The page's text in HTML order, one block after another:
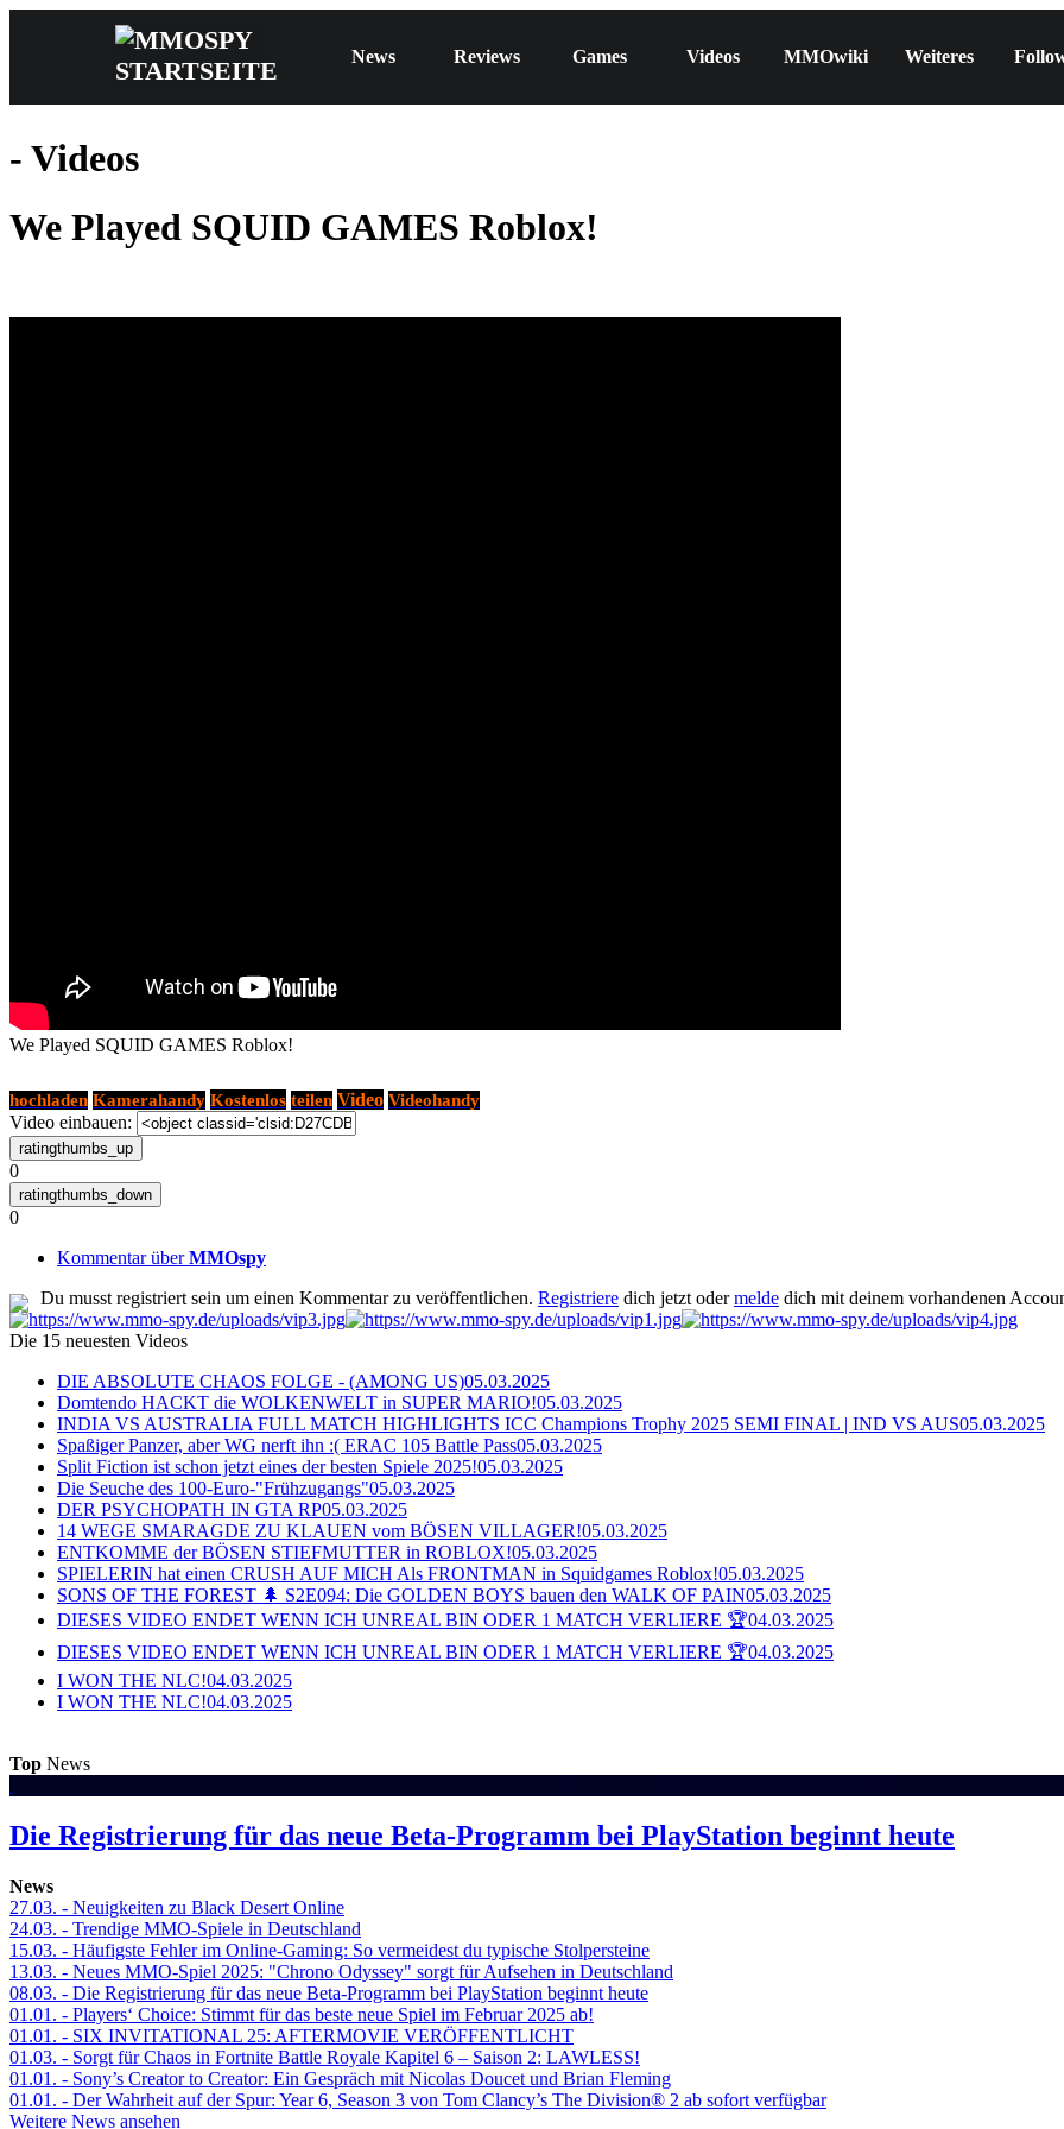
News Reviews Games Videos MMOwiki Weiteres
- Videos
We Played SQUID GAMES Roblox!
We Played SQUID GAMES Roblox!
hochladen Kamerahandy Kostenlos teilen Video Videohandy
Video einbauen:
0
0
Kommentar überMMOspy
Du musst registriert sein um einen Kommentar zu veröffentlichen. Registriere dich jetzt odermelde dich mit deinem vorhandenen
Die 15 neuesten Videos
DIE ABSOLUTE CHAOS FOLGE - (AMONG US)05.03.2025
Domtendo HACKT die WOLKENWELT in SUPER MARIO!05.03.2025
INDIA VS AUSTRALIA FULL MATCH HIGHLIGHTS ICC Champions Trophy 2025 SEMI FINAL | IND VS AUS05.03.2025
Spaßiger Panzer, aber WG nerft ihn :( ERAC 105 Battle Pass05.03.2025
Split Fiction ist schon jetzt eines der besten Spiele 2025!05.03.2025
Die Seuche des 100-Euro-"Frühzugangs"05.03.2025
DER PSYCHOPATH IN GTA RP05.03.2025
14 WEGE SMARAGDE ZU KLAUEN vom BÖSEN VILLAGER!05.03.2025
ENTKOMME der BÖSEN STIEFMUTTER in ROBLOX!05.03.2025
SPIELERIN hat einen CRUSH AUF MICH Als FRONTMAN in Squidgames Roblox!05.03.2025
SONS OF THE FOREST 🌲 S2E094: Die GOLDEN BOYS bauen den WALK OF PAIN05.03.2025
DIESES VIDEO ENDET WENN ICH UNREAL BIN ODER 1 MATCH VERLIERE 🏆04.03.2025
DIESES VIDEO ENDET WENN ICH UNREAL BIN ODER 1 MATCH VERLIERE 🏆04.03.2025
I WON THE NLC!04.03.2025
I WON THE NLC!04.03.2025
Top News
Die Registrierung für das neue Beta-Programm bei PlayStation beginnt heute
News
27.03. - Neuigkeiten zu Black Desert Online
24.03. - Trendige MMO-Spiele in Deutschland
15.03. - Häufigste Fehler im Online-Gaming: So vermeidest du typische Stolpersteine
13.03. - Neues MMO-Spiel 2025: "Chrono Odyssey" sorgt für Aufsehen in Deutschland
08.03. - Die Registrierung für das neue Beta-Programm bei PlayStation beginnt heute
01.01. - Players‘ Choice: Stimmt für das beste neue Spiel im Februar 2025 ab!
01.01. - SIX INVITATIONAL 25: AFTERMOVIE VERÖFFENTLICHT
01.03. - Sorgt für Chaos in Fortnite Battle Royale Kapitel 6 – Saison 2: LAWLESS!
01.01. - Sony’s Creator to Creator: Ein Gespräch mit Nicolas Doucet und Brian Fleming
01.01. - Der Wahrheit auf der Spur: Year 6, Season 3 von Tom Clancy’s The Division® 2 ab sofort verfügbar
Weitere News ansehen